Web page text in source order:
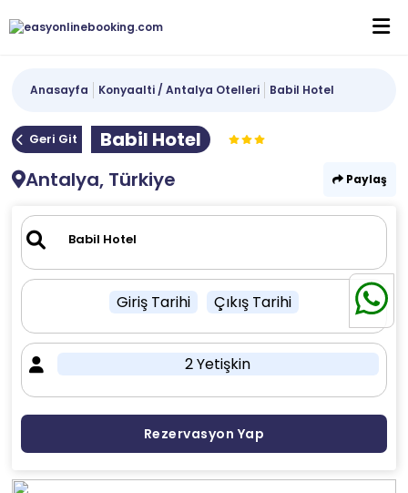
Anasayfa Konyaalti / Antalya Otelleri Babil Hotel
Geri Git
Babil Hotel
Antalya, Türkiye
Paylaş
Giriş Tarihi Çıkış Tarihi
2 Yetişkin
Rezervasyon Yap